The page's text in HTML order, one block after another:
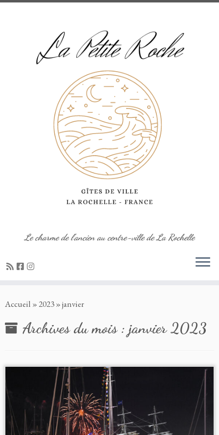
au
Le charme de l'ancien au centre-ville de La Rochelle
Accueil » 2023»janvier
Archives du mois :janvier 2023